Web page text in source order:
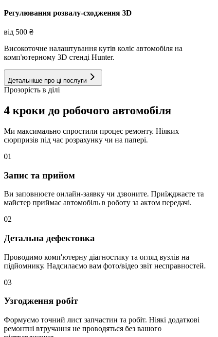
Регулювання розвалу-сходження 3D
від 500 ₴
Високоточне налаштування кутів коліс автомобіля на
комп'ютерному 3D стенді Hunter.
Детальніше про ці послуги
Прозорість в ділі
4 кроки до робочого автомобіля
Ми максимально спростили процес ремонту. Ніяких
сюрпризів під час розрахунку чи на папері.
01
Запис та прийом
Ви заповнюєте онлайн-заявку чи дзвоните. Приїжджаєте та
майстер приймає автомобіль в роботу за актом передачі.
02
Детальна дефектовка
Проводимо комп'ютерну діагностику та огляд вузлів на
підйомнику. Надсилаємо вам фото/відео звіт несправностей.
03
Узгодження робіт
Формуємо точний лист запчастин та робіт. Ніякі додаткові
ремонтні втручання не проводяться без вашого